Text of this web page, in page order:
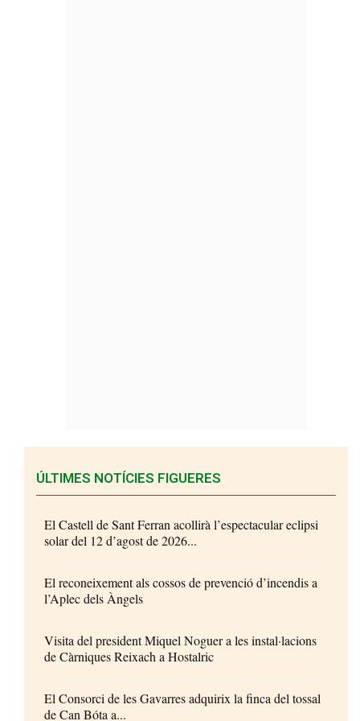
ÚLTIMES NOTÍCIES FIGUERES
El Castell de Sant Ferran acollirà l’espectacular eclipsi
solar del 12 d’agost de 2026...
El reconeixement als cossos de prevenció d’incendis a
l’Aplec dels Àngels
Visita del president Miquel Noguer a les instal·lacions
de Càrniques Reixach a Hostalric
El Consorci de les Gavarres adquirix la finca del tossal
de Can Bóta a...